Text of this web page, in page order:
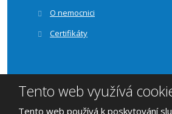
O nemocnici
Certifikáty
© 2026, Nemocnice Vyškov, příspěvková
Tento web využívá
Tento web používá k poskytování